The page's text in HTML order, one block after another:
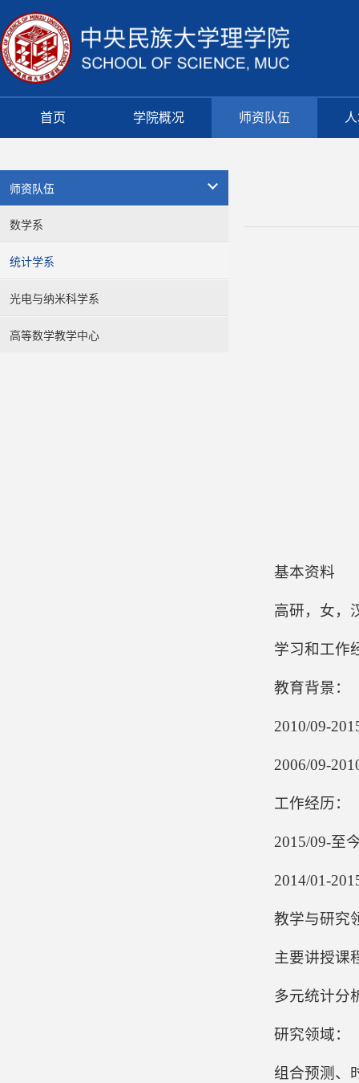
首页 学院概况 师资队伍
师资队伍
数学系
统计学系
光电与纳米科学系
高等数学教学中心
基本资料
高研，女，
学习和工作
教育背景：
2010/09-
2006/09-
工作经历：
2015/09-至
2014/01-
教学与研究
主要讲授课
多元统计分
研究领域：
组合预测、